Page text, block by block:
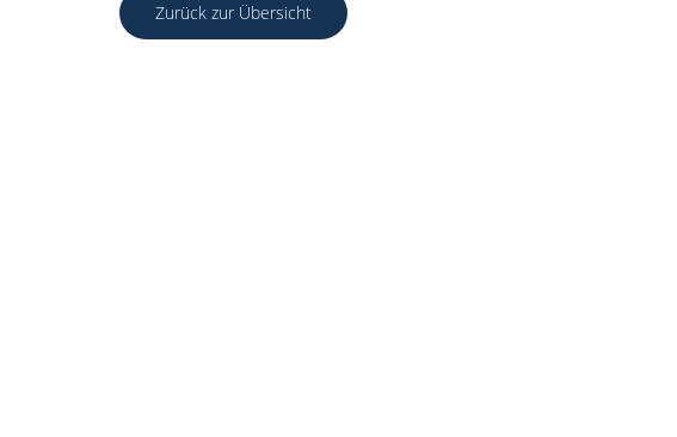
Zurück zur Übersicht